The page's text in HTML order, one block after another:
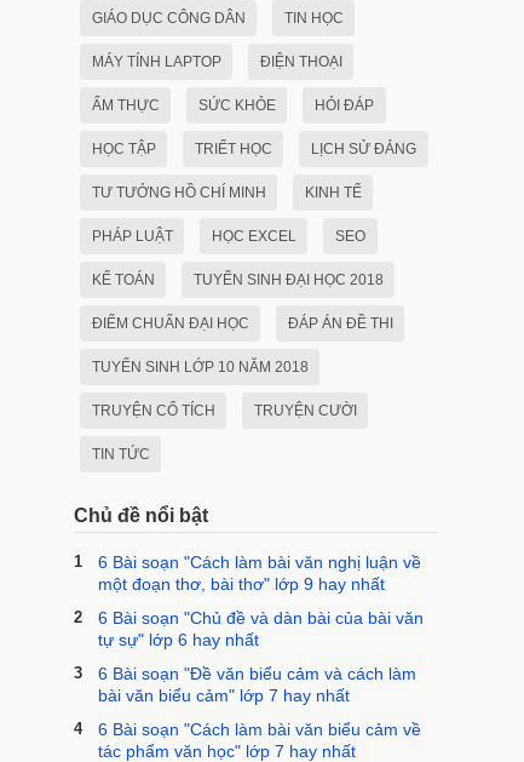
GIÁO DỤC CÔNG DÂN TIN HỌC
MÁY TÍNH LAPTOP ĐIỆN THOẠI
ẨM THỰC SỨC KHỎE HỎI ĐÁP
HỌC TẬP TRIẾT HỌC LỊCH SỬ ĐẢNG
TƯ TƯỞNG HỒ CHÍ MINH KINH TẾ
PHÁP LUẬT HỌC EXCEL SEO
KẾ TOÁN TUYỂN SINH ĐẠI HỌC 2018
ĐIỂM CHUẨN ĐẠI HỌC ĐÁP ÁN ĐỀ THI
TUYỂN SINH LỚP 10 NĂM 2018
TRUYỆN CỔ TÍCH TRUYỆN CƯỜI
TIN TỨC
Chủ đề nổi bật
1
6 Bài soạn "Cách làm bài văn nghị luận về
một đoạn thơ, bài thơ" lớp 9 hay nhất
2
6 Bài soạn "Chủ đề và dàn bài của bài văn
tự sự" lớp 6 hay nhất
3
6 Bài soạn "Đề văn biểu cảm và cách làm
bài văn biểu cảm" lớp 7 hay nhất
4
6 Bài soạn "Cách làm bài văn biểu cảm về
tác phẩm văn học" lớp 7 hay nhất